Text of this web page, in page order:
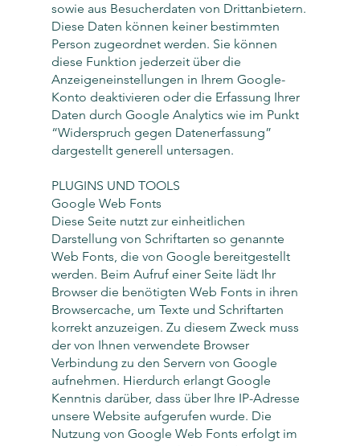
sowie aus Besucherdaten von Drittanbietern.
Diese Daten können keiner bestimmten
Person zugeordnet werden. Sie können
diese Funktion jederzeit über die
Anzeigeneinstellungen in Ihrem Google-
Konto deaktivieren oder die Erfassung Ihrer
Daten durch Google Analytics wie im Punkt
“Widerspruch gegen Datenerfassung”
dargestellt generell untersagen.
PLUGINS UND TOOLS
Google Web Fonts
Diese Seite nutzt zur einheitlichen
Darstellung von Schriftarten so genannte
Web Fonts, die von Google bereitgestellt
werden. Beim Aufruf einer Seite lädt Ihr
Browser die benötigten Web Fonts in ihren
Browsercache, um Texte und Schriftarten
korrekt anzuzeigen. Zu diesem Zweck muss
der von Ihnen verwendete Browser
Verbindung zu den Servern von Google
aufnehmen. Hierdurch erlangt Google
Kenntnis darüber, dass über Ihre IP-Adresse
unsere Website aufgerufen wurde. Die
Nutzung von Google Web Fonts erfolgt im